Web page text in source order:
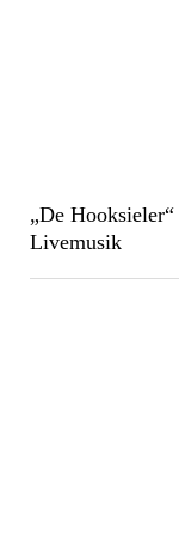
„De
Livemusik